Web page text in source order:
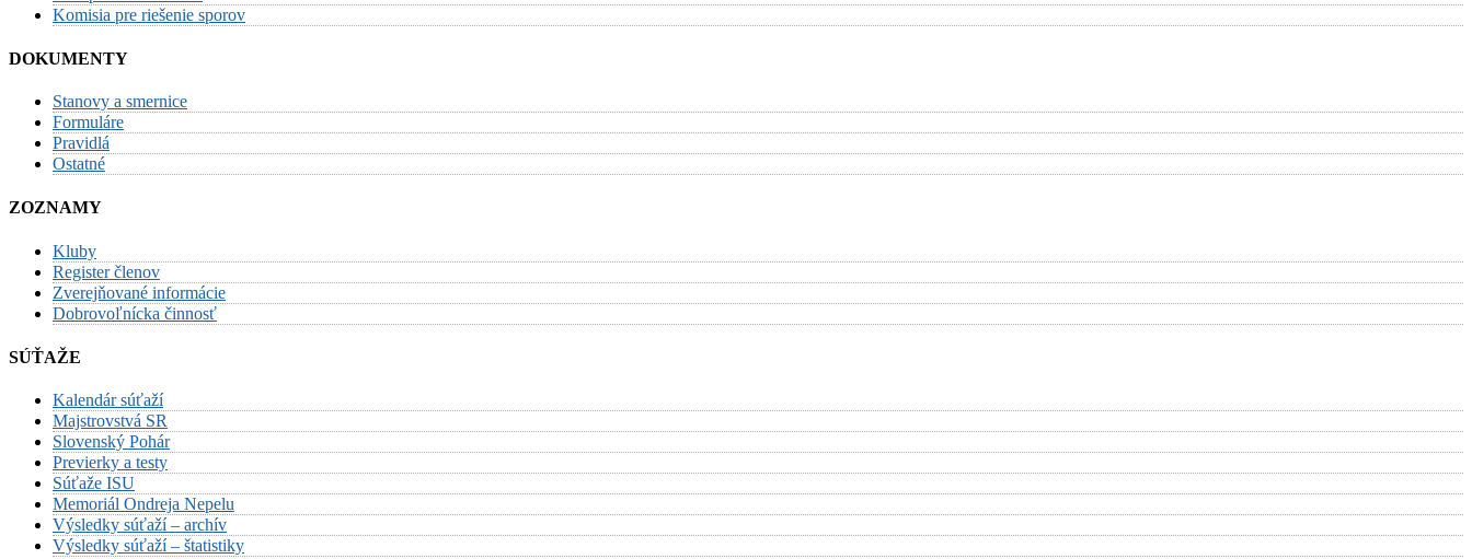
Komisia pre riešenie sporov
DOKUMENTY
Stanovy a smernice
Formuláre
Pravidlá
Ostatné
ZOZNAMY
Kluby
Register členov
Zverejňované informácie
Dobrovoľnícka činnosť
SÚŤAŽE
Kalendár súťaží
Majstrovstvá SR
Slovenský Pohár
Previerky a testy
Súťaže ISU
Memoriál Ondreja Nepelu
Výsledky súťaží – archív
Výsledky súťaží – štatistiky